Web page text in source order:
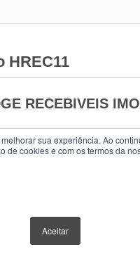
sua experiência. Ao
de cookies e com os termos da
Aceitar
HREC11
RECEBIVEIS
IMOBILIÁRIOS
DE
cotas no longo prazo,